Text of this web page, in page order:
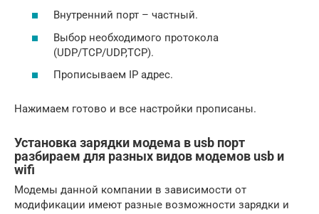
Внутренний порт – частный.
Выбор необходимого протокола
(UDP/TCP/UDP,TCP).
Прописываем IP адрес.
Нажимаем готово и все настройки прописаны.
Установка зарядки модема в usb порт
разбираем для разных видов модемов usb и
wifi
Модемы данной компании в зависимости от
модификации имеют разные возможности зарядки и